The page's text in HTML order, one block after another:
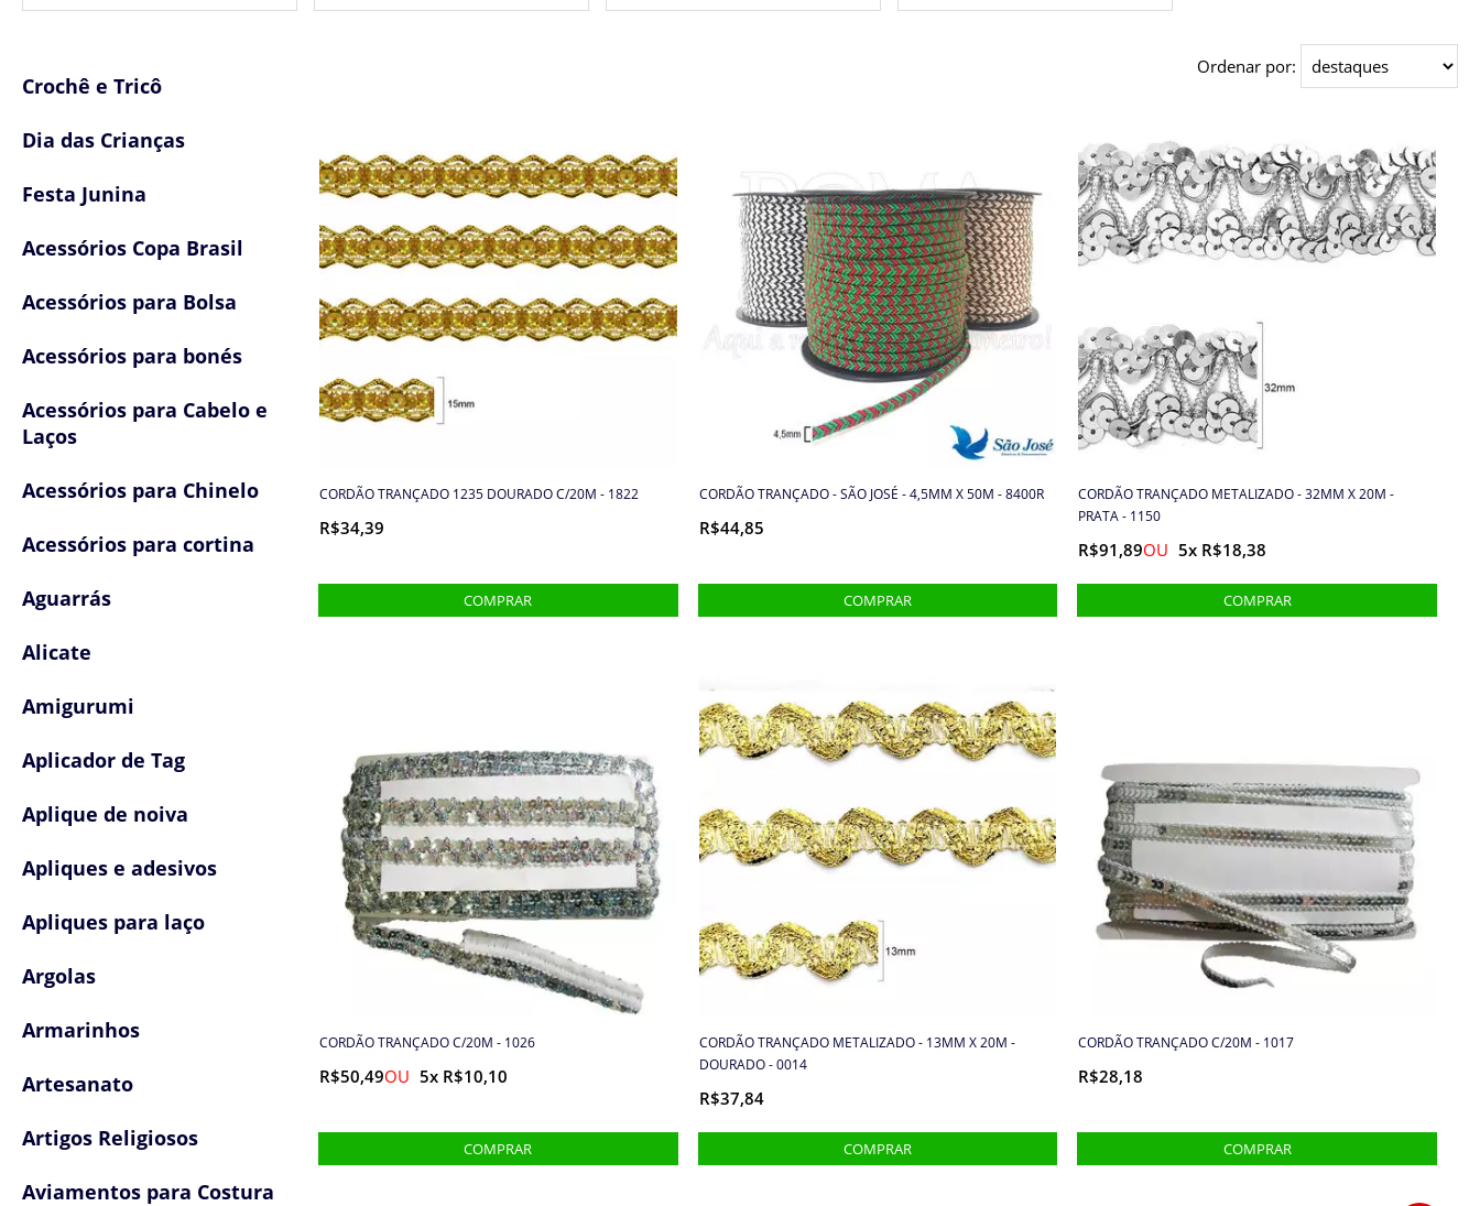
Crochê e Tricô
Dia das Crianças
Festa Junina
Acessórios Copa Brasil
Acessórios para Bolsa
Acessórios para bonés
Acessórios para Cabelo e
Laços
Acessórios para Chinelo
Acessórios para cortina
Aguarrás
Alicate
Amigurumi
Aplicador de Tag
Aplique de noiva
Apliques e adesivos
Apliques para laço
Argolas
Armarinhos
Artesanato
Artigos Religiosos
Aviamentos para Costura
Ordenar por:
CORDÃO TRANÇADO 1235 DOURADO C/20M - 1822
R$34,39
CORDÃO TRANÇADO - SÃO JOSÉ - 4,5MM X 50M - 8400R
R$44,85
CORDÃO TRANÇADO METALIZADO - 32MM X 20M -
PRATA - 1150
R$91,89 5x R$18,38
CORDÃO TRANÇADO C/20M - 1026
R$50,49 5x R$10,10
CORDÃO TRANÇADO METALIZADO - 13MM X 20M -
DOURADO - 0014
R$37,84
CORDÃO TRANÇADO C/20M - 1017
R$28,18